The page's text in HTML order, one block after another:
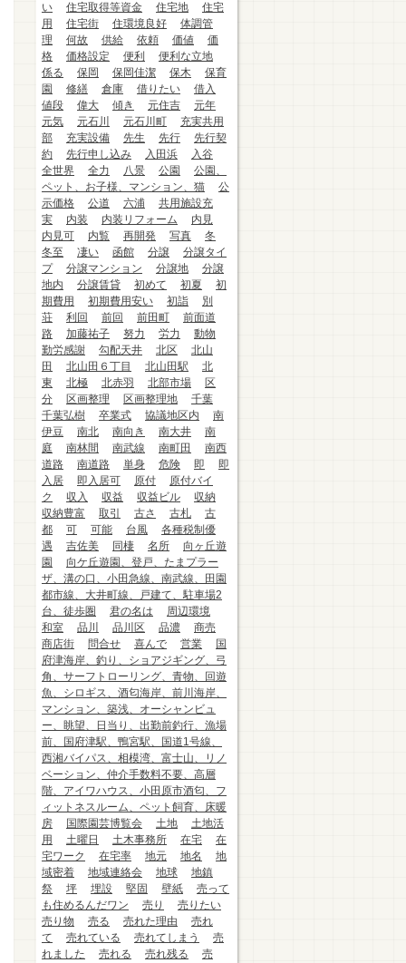
い
住宅取得等資金 住宅地
住宅
用
住宅街 住環境良好
体調管
理
何故 供給 依頼 価値
価
格
価格設定 便利
便利な立地
係る
保岡 保岡佳潔 保木
保育
園
修繕 倉庫 借りたい
借入
値段
偉大 傾き 元住吉
元年
元気
元石川 元石川町
充実共用
部
充実設備 先生 先行
先行契
約
先行申し込み 入田浜
入谷
全世界
全力 八景 公園
公園、
ペット、お子様、マンション、猫
公
示価格
公道 六浦
共用施設充
実
内装 内装リフォーム
内見
内見可
内覧 再開発 写真
冬
冬至
凄い 函館 分譲
分譲タイ
プ
分譲マンション 分譲地
分譲
地内
分譲賃貸 初めて 初夏
初
期費用
初期費用安い 初詣
別
荘
利回 前回 前田町
前面道
路
加藤祐子 努力 労力
動物
勤労感謝
勾配天井 北区
北山
田
北山田６丁目 北山田駅
北
東
北極 北赤羽 北部市場
区
分
区画整理 区画整理地
千葉
千葉弘樹
卒業式 協議地区内
南
伊豆
南北 南向き 南大井
南
庭
南林間 南武線 南町田
南西
道路
南道路 単身 危険 即
即
入居
即入居可 原付
原付バイ
ク
収入 収益 収益ビル
収納
収納豊富
取引 古さ 古札
古
都
可 可能 台風
各種税制優
遇
吉佐美 同棲 名所
向ヶ丘遊
園
向ケ丘遊園、登戸、たまプラー
ザ、溝の口、小田急線、南武線、田園
都市線、大井町線、戸建て、駐車場2
台、徒歩圏
君の名は
周辺環境
和室
品川 品川区 品濃
商売
商店街
問合せ 喜んで 営業
国
府津海岸、釣り、ショアジギング、弓
角、サーフトローリング、青物、回遊
魚、シロギス、酒匂海岸、前川海岸、
マンション、築浅、オーシャンビュ
ー、眺望、日当り、出勤前釣行、漁場
前、国府津駅、鴨宮駅、国道1号線、
西湘バイパス、相模湾、富士山、リノ
ベーション、仲介手数料不要、高層
階、アイワハウス、小田原市酒匂、フ
ィットネスルーム、ペット飼育、床暖
房
国際園芸博覧会 土地
土地活
用
土曜日 土木事務所 在宅
在
宅ワーク
在宅率 地元 地名
地
域密着
地域連絡会 地球
地鎮
祭
坪 埋設 堅固 壁紙
売って
も住めるんだワン
売り
売りたい
売り物
売る 売れた理由
売れ
て
売れている 売れてしまう
売
れました
売れる 売れ残る
売